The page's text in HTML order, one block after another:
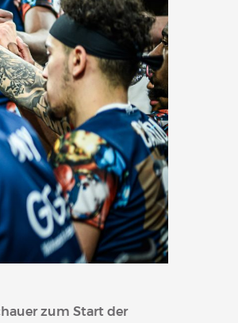
zum Start der